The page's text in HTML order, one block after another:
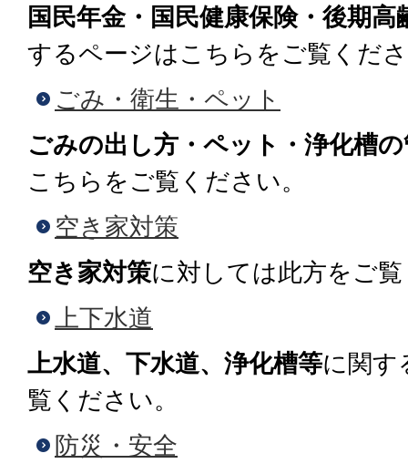
国民年金・国民健康保険・後期高
するページはこちらをご覧くだ
ごみ・衛生・ペット
ごみの出し方・ペット・浄化槽
こちらをご覧ください。
空き家対策
空き家対策に対しては此方をご
上下水道
上水道、下水道、浄化槽等に関す
覧ください。
防災・安全